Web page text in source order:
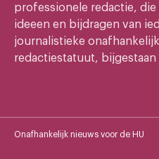
professionele redactie,
ideeen en bijdragen van
journalistieke
redactiestatuut, bijgestaan
Onafhankelijk nieuws voor de HU